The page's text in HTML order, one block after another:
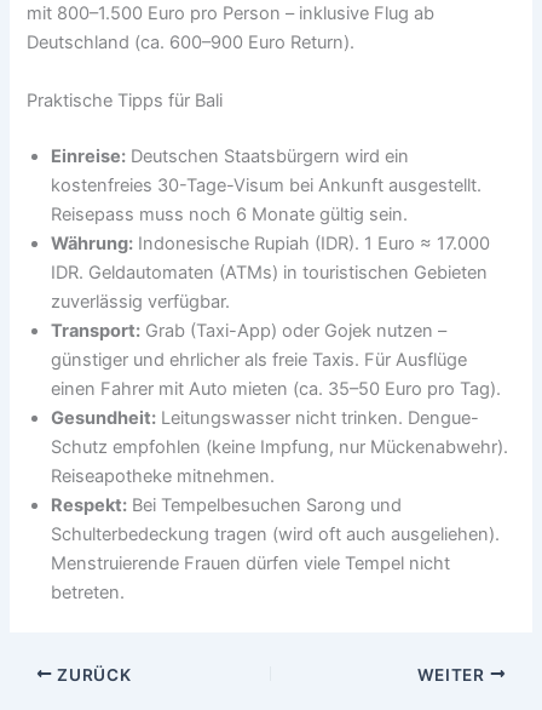
mit 800–1.500 Euro pro Person – inklusive Flug ab
Deutschland (ca. 600–900 Euro Return).
Praktische Tipps für Bali
Einreise: Deutschen Staatsbürgern wird ein
kostenfreies 30-Tage-Visum bei Ankunft ausgestellt.
Reisepass muss noch 6 Monate gültig sein.
Währung: Indonesische Rupiah (IDR). 1 Euro ≈ 17.000
IDR. Geldautomaten (ATMs) in touristischen Gebieten
zuverlässig verfügbar.
Transport: Grab (Taxi-App) oder Gojek nutzen –
günstiger und ehrlicher als freie Taxis. Für Ausflüge
einen Fahrer mit Auto mieten (ca. 35–50 Euro pro Tag).
Gesundheit: Leitungswasser nicht trinken. Dengue-
Schutz empfohlen (keine Impfung, nur Mückenabwehr).
Reiseapotheke mitnehmen.
Respekt: Bei Tempelbesuchen Sarong und
Schulterbedeckung tragen (wird oft auch ausgeliehen).
Menstruierende Frauen dürfen viele Tempel nicht
betreten.
ZURÜCK WEITER